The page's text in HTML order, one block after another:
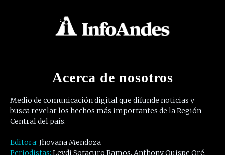
Acerca de nosotros
Medio de comunicación digital que difunde noticias y
busca revelar los hechos más importantes de la Región
Central del país.
Editora: Jhovana Mendoza
Periodistas: Leydi Sotacuro Ramos, Anthony Quispe Oré,